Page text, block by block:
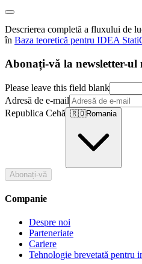
Descrierea completă a fluxului de
în Baza teoretică pentru IDEA
Abonați-vă la newsletter-ul
Please leave this field blank
Adresă de e-mail
Republica Cehă 🇷🇴Romania
Abonați-vă
Companie
Despre noi
Parteneriate
Cariere
Tehnologie brevetată pentru